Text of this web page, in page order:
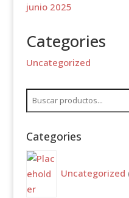
junio 2025
Categories
Uncategorized
Buscar
Categories
Uncategorized